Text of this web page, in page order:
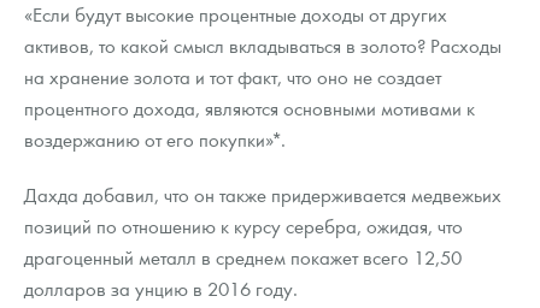
«Если будут высокие процентные доходы от других
активов, то какой смысл вкладываться в золото? Расходы
на хранение золота и тот факт, что оно не создает
процентного дохода, являются основными мотивами к
воздержанию от его покупки»*.
Дахда добавил, что он также придерживается медвежьих
позиций по отношению к курсу серебра, ожидая, что
драгоценный металл в среднем покажет всего 12,50
долларов за унцию в 2016 году.